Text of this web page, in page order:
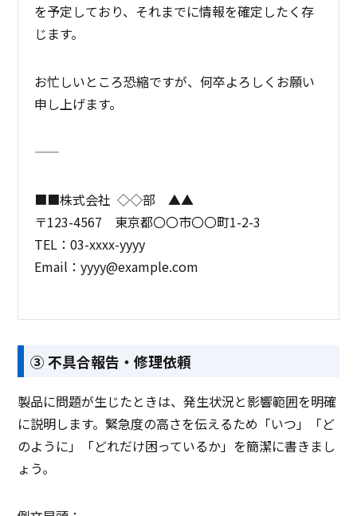
を予定しており、それまでに情報を確定したく存
じます。
お忙しいところ恐縮ですが、何卒よろしくお願い
申し上げます。
――――――――
■■株式会社 ◇◇部
▲▲
〒123-4567
東京都〇〇市〇〇町1-2-3
TEL：03-xxxx-yyyy
Email：yyyy@example.com
③ 不具合報告・修理依頼
製品に問題が生じたときは、発生状況と影響範囲を明確
に説明します。緊急度の高さを伝えるため「いつ」「ど
のように」「どれだけ困っているか」を簡潔に書きまし
ょう。